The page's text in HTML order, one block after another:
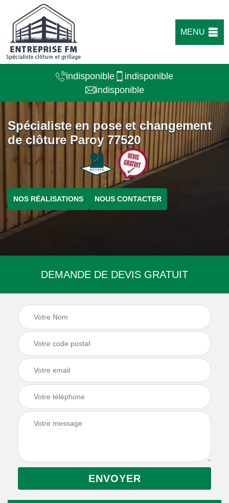
MENU
indisponible
indisponible
indisponible
Spécialiste en pose et changement
de clôture Paroy 77520
NOS RÉALISATIONS NOUS CONTACTER
DEMANDE DE DEVIS GRATUIT